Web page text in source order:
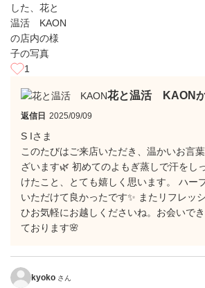
1
花と温活 KAON
返信日 2025/09/09
S Iさま
このたびはご来店いただき、温かいお言
ざいます🌿 初めてのよもぎ蒸しで汗をし
けたこと、とても嬉しく思います。 ハー
いただけて良かったです✨ またリフレッ
ひお気軽にお越しくださいね。お会いで
ております🌸
kyoko さん